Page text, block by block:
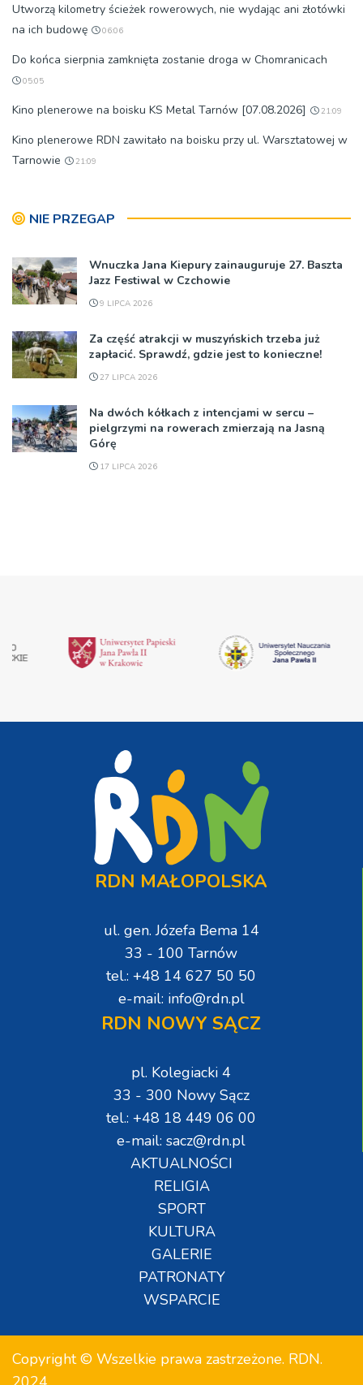
Utworzą kilometry ścieżek rowerowych, nie wydając ani złotówki
na ich budowę
06:06
Do końca sierpnia zamknięta zostanie droga w Chomranicach
05:05
Kino plenerowe na boisku KS Metal Tarnów [07.08.2026] 21:09
Kino plenerowe RDN zawitało na boisku przy ul. Warsztatowej w
Tarnowie
21:09
NIE PRZEGAP
Wnuczka Jana Kiepury zainauguruje 27. Baszta
Jazz Festiwal w Czchowie
9 LIPCA 2026
Za część atrakcji w muszyńskich trzeba już
zapłacić. Sprawdź, gdzie jest to konieczne!
27 LIPCA 2026
Na dwóch kółkach z intencjami w sercu –
pielgrzymi na rowerach zmierzają na Jasną
Górę
17 LIPCA 2026
RDN MAŁOPOLSKA
ul. gen. Józefa Bema 14
33 - 100 Tarnów
tel.: +48 14 627 50 50
e-mail: info@rdn.pl
RDN NOWY SĄCZ
pl. Kolegiacki 4
33 - 300 Nowy Sącz
tel.: +48 18 449 06 00
e-mail: sacz@rdn.pl
AKTUALNOŚCI
RELIGIA
SPORT
KULTURA
GALERIE
PATRONATY
WSPARCIE
Copyright © Wszelkie prawa zastrzeżone. RDN.